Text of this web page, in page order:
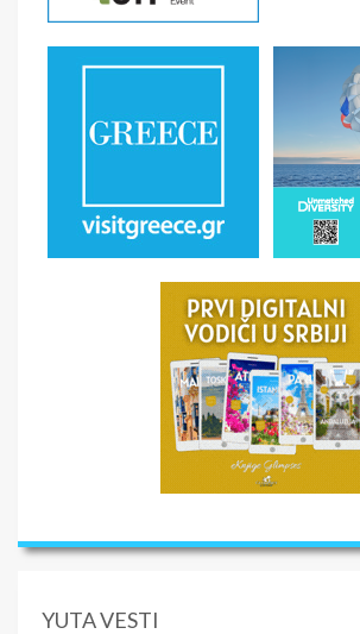
YUTA VESTI